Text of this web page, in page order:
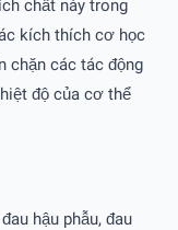
chất này trong
kích thích cơ học
chặn các tác động
độ của cơ thể
hậu phẫu, đau